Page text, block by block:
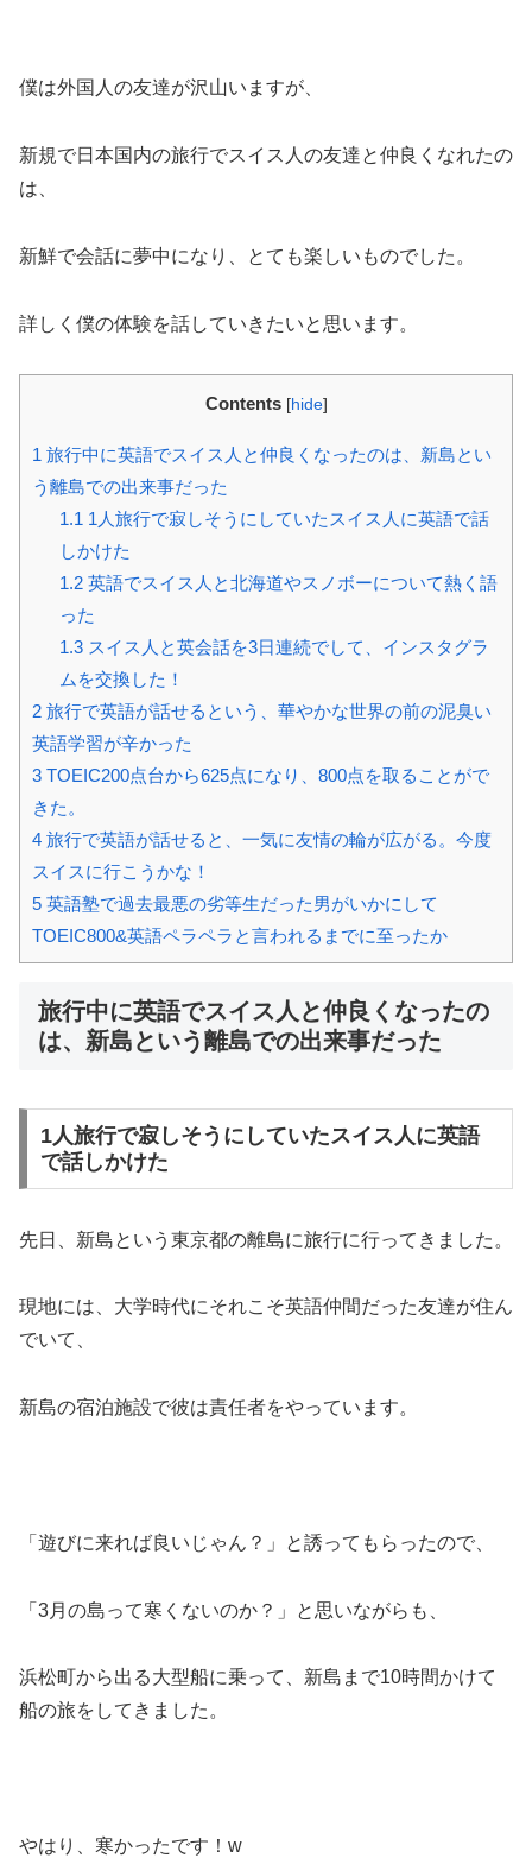
僕は外国人の友達が沢山いますが、
新規で日本国内の旅行でスイス人の友達と仲良くなれたの
は、
新鮮で会話に夢中になり、とても楽しいものでした。
詳しく僕の体験を話していきたいと思います。
Contents [hide]
1 旅行中に英語でスイス人と仲良くなったのは、新島とい
う離島での出来事だった
1.1 1人旅行で寂しそうにしていたスイス人に英語で話
しかけた
1.2英語でスイス人と北海道やスノボーについて熱く語
った
1.3スイス人と英会話を3日連続でして、インスタグラ
ムを交換した！
2 旅行で英語が話せるという、華やかな世界の前の泥臭い
英語学習が辛かった
3 TOEIC200点台から625点になり、800点を取ることがで
きた。
4 旅行で英語が話せると、一気に友情の輪が広がる。今度
スイスに行こうかな！
5 英語塾で過去最悪の劣等生だった男がいかにして
TOEIC800&英語ペラペラと言われるまでに至ったか
旅行中に英語でスイス人と仲良くなったの
は、新島という離島での出来事だった
1人旅行で寂しそうにしていたスイス人に英語
で話しかけた
先日、新島という東京都の離島に旅行に行ってきました。
現地には、大学時代にそれこそ英語仲間だった友達が住ん
でいて、
新島の宿泊施設で彼は責任者をやっています。
「遊びに来れば良いじゃん？」と誘ってもらったので、
「3月の島って寒くないのか？」と思いながらも、
浜松町から出る大型船に乗って、新島まで10時間かけて
船の旅をしてきました。
やはり、寒かったです！w